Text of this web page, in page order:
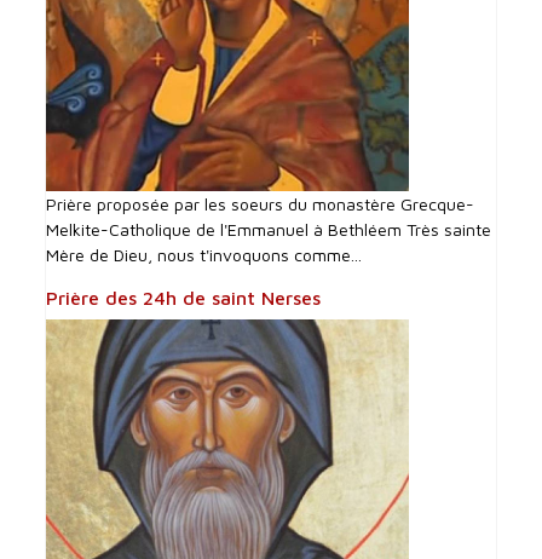
Prière proposée par les soeurs du monastère Grecque-
Melkite-Catholique de l'Emmanuel à Bethléem Très sainte
Mère de Dieu, nous t'invoquons comme...
Prière des 24h de saint Nerses